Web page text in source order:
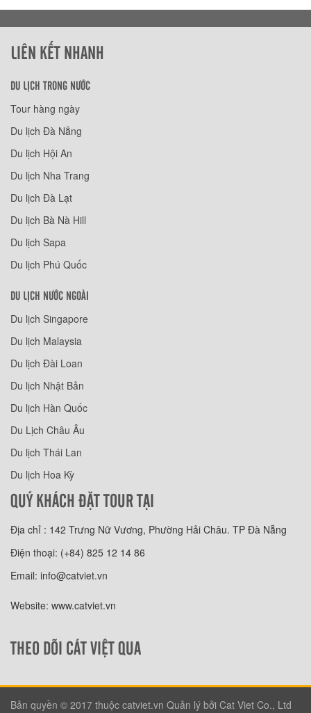
LIÊN KẾT NHANH
DU LỊCH TRONG NƯỚC
Tour hàng ngày
Du lịch Đà Nẵng
Du lịch Hội An
Du lịch Nha Trang
Du lịch Đà Lạt
Du lịch Bà Nà Hill
Du lịch Sapa
Du lịch Phú Quốc
DU LỊCH NƯỚC NGOÀI
Du lịch Singapore
Du lịch Malaysia
Du lịch Đài Loan
Du lịch Nhật Bản
Du lịch Hàn Quốc
Du Lịch Châu Âu
Du lịch Thái Lan
Du lịch Hoa Kỳ
QUÝ KHÁCH ĐẶT TOUR TẠI
Địa chỉ : 142 Trưng Nữ Vương, Phường Hải Châu. TP Đà Nẵng
Điện thoại: (+84) 825 12 14 86
Email: info@catviet.vn
Website: www.catviet.vn
THEO DÕI CÁT VIỆT QUA
Bản quyền © 2017 thuộc catviet.vn Quản lý bởi Cat Viet Co., Ltd